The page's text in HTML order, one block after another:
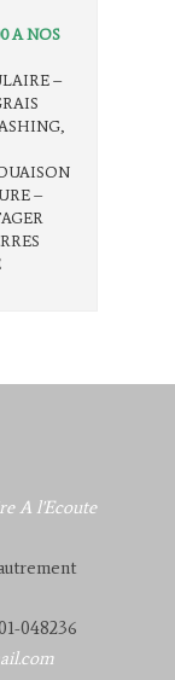
A NOS
–
–
A l'Ecoute
048236